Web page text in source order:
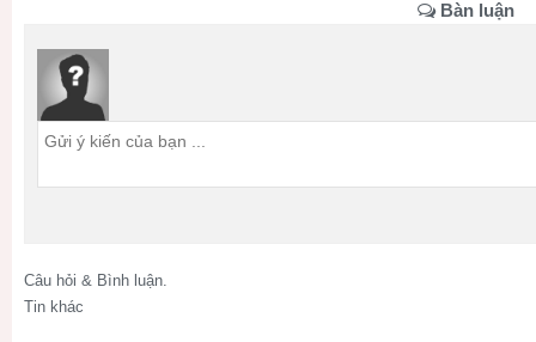
Bàn luận
Câu hỏi & Bình luận.
Tin khác